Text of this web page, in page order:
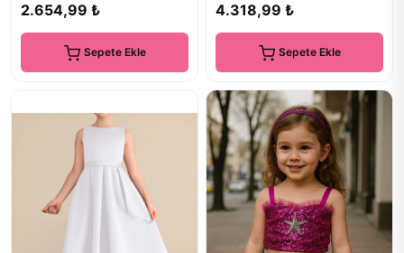
2.654,99 ₺
Sepete Ekle
4.318,99 ₺
Sepete Ekle